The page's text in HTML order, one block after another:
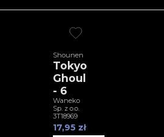
Shounen
Tokyo
Ghoul
- 6
Waneko
Sp. z o.o.
3T18969
17,95 zł